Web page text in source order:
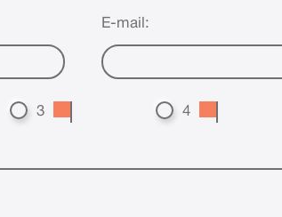
E-mail:
3 4